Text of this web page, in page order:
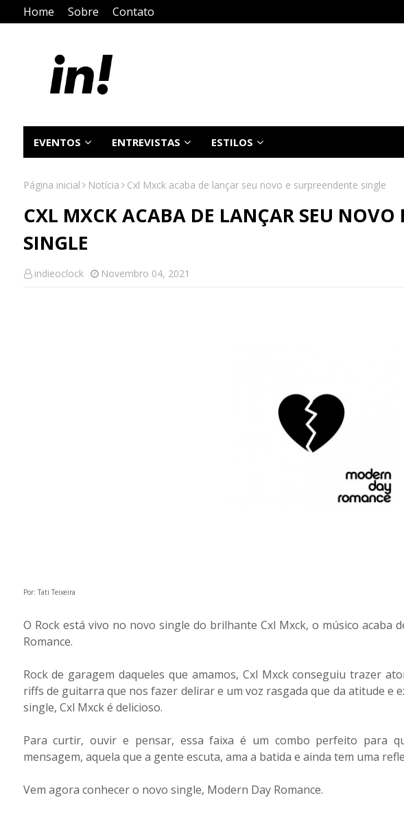
Home Sobre Contato
EVENTOS ENTREVISTAS ESTILOS
Página inicial Notícia Cxl Mxck acaba de lançar seu novo e surpreendente single
CXL MXCK ACABA DE LANÇAR SEU NOVO
SINGLE
indieoclock Novembro 04, 2021
Por: Tati Teixeira
O Rock está vivo no novo single do brilhante Cxl Mxck, o músico acaba
Romance.
Rock de garagem daqueles que amamos, Cxl Mxck conseguiu trazer
riffs de guitarra que nos fazer delirar e um voz rasgada que da atitude e
single, Cxl Mxck é delicioso.
Para curtir, ouvir e pensar, essa faixa é um combo perfeito para
mensagem, aquela que a gente escuta, ama a batida e ainda tem uma
Vem agora conhecer o novo single, Modern Day Romance.